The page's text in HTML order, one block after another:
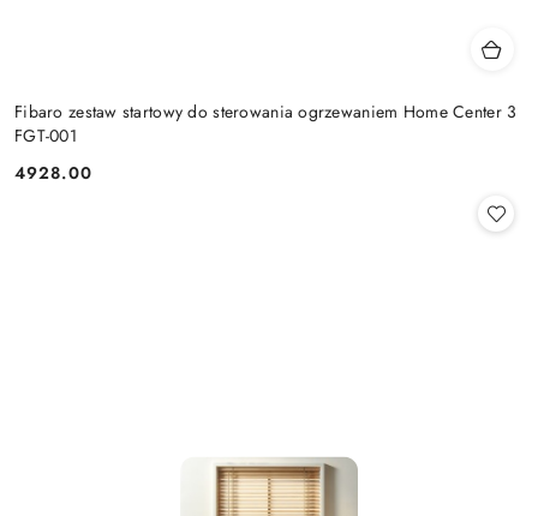
Fibaro zestaw startowy do sterowania ogrzewaniem Home Center 3
FGT-001
Cena:
4928.00